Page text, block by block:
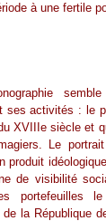
à une fertile
ses activités : le
XVIIIe siècle et
Le
produit
de visibilité
portefeuilles
la République